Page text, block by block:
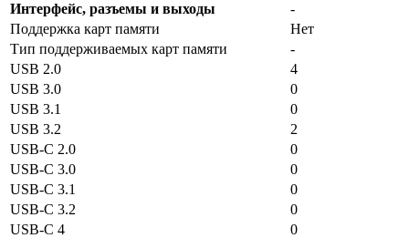
Интерфейс, разъемы и выходы
-
Поддержка карт памяти
Нет
Тип поддерживаемых карт памяти
-
USB 2.0
4
USB 3.0
0
USB 3.1
0
USB 3.2
2
USB-C 2.0
0
USB-C 3.0
0
USB-C 3.1
0
USB-C 3.2
0
USB-C 4
0